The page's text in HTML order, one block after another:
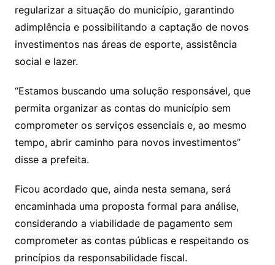
regularizar a situação do município, garantindo
adimplência e possibilitando a captação de novos
investimentos nas áreas de esporte, assistência
social e lazer.
“Estamos buscando uma solução responsável, que
permita organizar as contas do município sem
comprometer os serviços essenciais e, ao mesmo
tempo, abrir caminho para novos investimentos”
disse a prefeita.
Ficou acordado que, ainda nesta semana, será
encaminhada uma proposta formal para análise,
considerando a viabilidade de pagamento sem
comprometer as contas públicas e respeitando os
princípios da responsabilidade fiscal.